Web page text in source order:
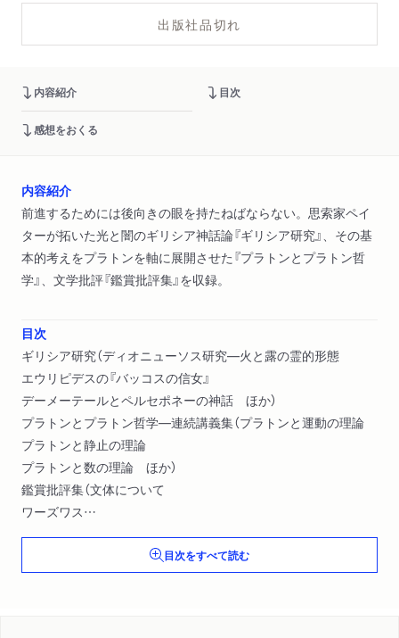
出版社品切れ
内容紹介 目次
感想をおくる
内容紹介
前進するためには後向きの眼を持たねばならない。思索家ペイ
ターが拓いた光と闇のギリシア神話論『ギリシア研究』、その基
本的考えをプラトンを軸に展開させた『プラトンとプラトン哲
学』、文学批評『鑑賞批評集』を収録。
目次
ギリシア研究（ディオニューソス研究―火と露の霊的形態
エウリピデスの『バッコスの信女』
デーメーテールとペルセポネーの神話 ほか）
プラトンとプラトン哲学―連続講義集（プラトンと運動の理論
プラトンと静止の理論
プラトンと数の理論 ほか）
鑑賞批評集（文体について
ワーズワス
コールリッジ ほか）
目次をすべて読む